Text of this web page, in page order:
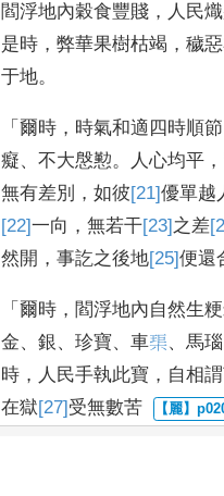
閻浮地內穀食豐賤 ， 人民
是時 ， 弊華果樹枯竭 ， 穢
于地。
「 爾時 ， 時氣和適四時順節
癡、 不大慇懃。 人心均平 ，
無有差別 ， 如彼[21]優單越
[22]一向 ， 無若干[23] 之差
然開 ， 事訖之後地[25]便還
「 爾時 ， 閻浮地內自然生
金、 銀 、 珍寶、 車𤦲、 馬瑙
時 ， 人民手執此寶 ， 自相
在獄[27] 受無數苦